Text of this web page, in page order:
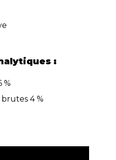
:
%
brutes 4 %